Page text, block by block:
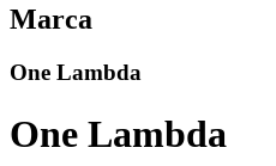
Marca
One Lambda
One Lambda